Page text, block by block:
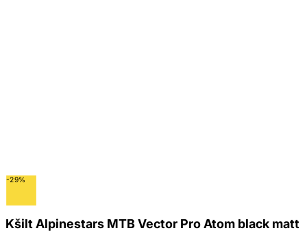
-29%
Kšilt Alpinestars MTB Vector Pro Atom black matt